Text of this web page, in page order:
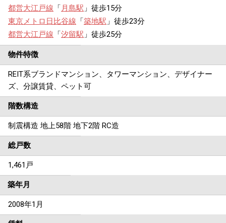
都営大江戸線 「月島駅 」徒歩15分
東京メトロ日比谷線 「築地駅 」徒歩23分
都営大江戸線 「汐留駅 」徒歩25分
物件特徴
REIT系ブランドマンション、タワーマンション、デザイナー
ズ、分譲賃貸、ペット可
階数構造
制震構造 地上58階 地下2階 RC造
総戸数
1,461戸
築年月
2008年1月